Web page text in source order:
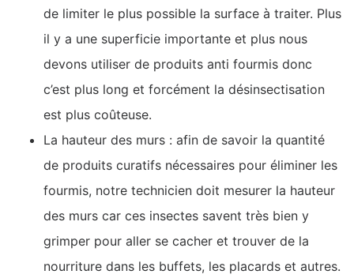
de limiter le plus possible la surface à traiter. Plus
il y a une superficie importante et plus nous
devons utiliser de produits anti fourmis donc
c’est plus long et forcément la désinsectisation
est plus coûteuse.
La hauteur des murs : afin de savoir la quantité
de produits curatifs nécessaires pour éliminer les
fourmis, notre technicien doit mesurer la hauteur
des murs car ces insectes savent très bien y
grimper pour aller se cacher et trouver de la
nourriture dans les buffets, les placards et autres.